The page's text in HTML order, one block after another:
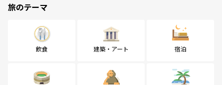
旅のテーマ
飲食 建築・アート 宿泊